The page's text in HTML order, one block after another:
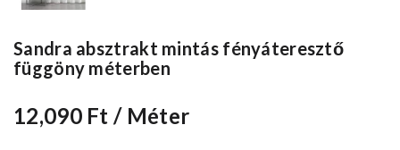
Sandra absztrakt mintás fényáteresztő
függöny méterben
12,090 Ft/ Méter